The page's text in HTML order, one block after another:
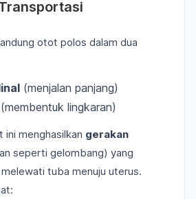
otot polos dalam dua
(menjalan panjang)
(membentuk lingkaran)
menghasilkan gerakan
seperti gelombang) yang
tuba menuju uterus.